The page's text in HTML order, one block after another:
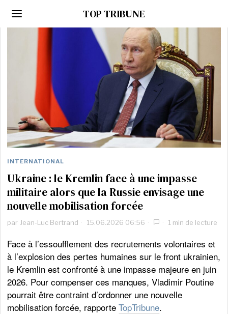
TOP TRIBUNE
INTERNATIONAL
Ukraine : le Kremlin face à une impasse
militaire alors que la Russie envisage une
nouvelle mobilisation forcée
par Jean-Luc Bertrand 15.06.2026 06:56 1 min de lecture
Face à l’essoufflement des recrutements volontaires et
à l’explosion des pertes humaines sur le front ukrainien,
le Kremlin est confronté à une impasse majeure en juin
2026. Pour compenser ces manques, Vladimir Poutine
pourrait être contraint d’ordonner une nouvelle
mobilisation forcée, rapporteTopTribune.